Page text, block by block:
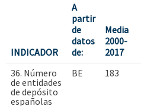
INDICADOR
A
partir
de
datos
de:
Media
2000-
2017
36. Número
de entidades
de depósito
españolas
BE 183